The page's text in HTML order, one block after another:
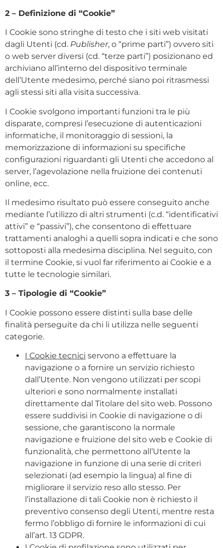
2 – Definizione di “Cookie”
I Cookie sono stringhe di testo che i siti web visitati
dagli Utenti (cd. Publisher, o “prime parti”) ovvero siti
o web server diversi (cd. “terze parti”) posizionano ed
archiviano all’interno del dispositivo terminale
dell’Utente medesimo, perché siano poi ritrasmessi
agli stessi siti alla visita successiva.
I Cookie svolgono importanti funzioni tra le più
disparate, compresi l’esecuzione di autenticazioni
informatiche, il monitoraggio di sessioni, la
memorizzazione di informazioni su specifiche
configurazioni riguardanti gli Utenti che accedono al
server, l’agevolazione nella fruizione dei contenuti
online, ecc.
Il medesimo risultato può essere conseguito anche
mediante l’utilizzo di altri strumenti (c.d. “identificativi
attivi” e “passivi”), che consentono di effettuare
trattamenti analoghi a quelli sopra indicati e che sono
sottoposti alla medesima disciplina. Nel seguito, con
il termine Cookie, si vuol far riferimento ai Cookie e a
tutte le tecnologie similari.
3 – Tipologie di “Cookie”
I Cookie possono essere distinti sulla base delle
finalità perseguite da chi li utilizza nelle seguenti
categorie.
I Cookie tecnici servono a effettuare la
navigazione o a fornire un servizio richiesto
dall’Utente. Non vengono utilizzati per scopi
ulteriori e sono normalmente installati
direttamente dal Titolare del sito web. Possono
essere suddivisi in Cookie di navigazione o di
sessione, che garantiscono la normale
navigazione e fruizione del sito web e Cookie di
funzionalità, che permettono all’Utente la
navigazione in funzione di una serie di criteri
selezionati (ad esempio la lingua) al fine di
migliorare il servizio reso allo stesso. Per
l’installazione di tali Cookie non è richiesto il
preventivo consenso degli Utenti, mentre resta
fermo l’obbligo di fornire le informazioni di cui
all’art. 13 GDPR.